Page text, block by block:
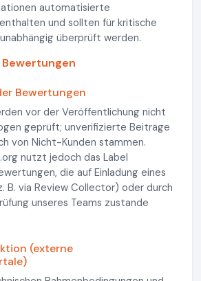
automatisierte
und sollten für kritische
überprüft werden.
Bewertungen
vor der Veröffentlichung nicht
geprüft; unverifizierte Beiträge
von Nicht-Kunden stammen.
nutzt jedoch das Label
die auf Einladung eines
B. via Review Collector) oder durch
unseres Teams zustande
(externe